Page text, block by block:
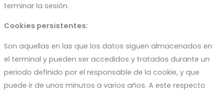
terminar la sesión.
Cookies persistentes:
Son aquellas en las que los datos siguen almacenados en
el terminal y pueden ser accedidos y tratados durante un
periodo definido por el responsable de la cookie, y que
puede ir de unos minutos a varios años. A este respecto